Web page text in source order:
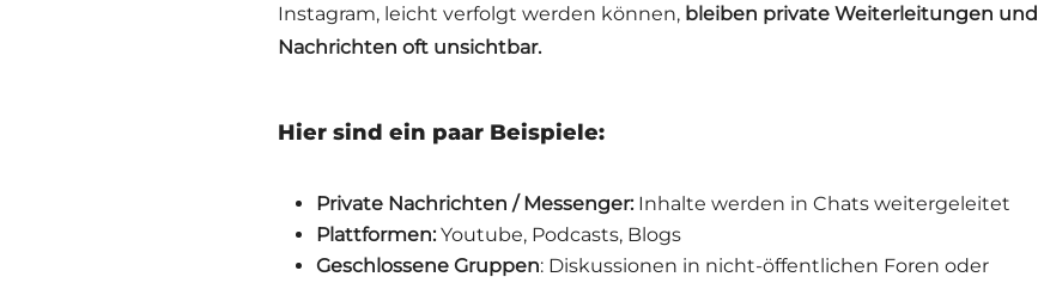
Instagram, leicht verfolgt werden können, bleiben private Weiterleitungen und
Nachrichten oft unsichtbar.
Hier sind ein paar Beispiele:
Private Nachrichten / Messenger:Inhalte werden in Chats weitergeleitet
Plattformen:Youtube, Podcasts, Blogs
Geschlossene Gruppen: Diskussionen in nicht-öffentlichen Foren oder